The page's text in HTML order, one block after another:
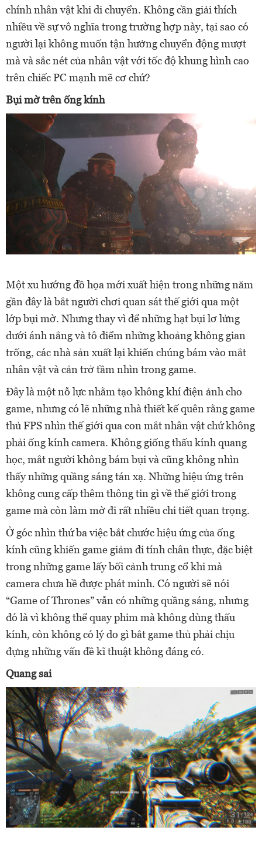
chính nhân vật khi di chuyển. Không cần giải thích
nhiều về sự vô nghĩa trong trường hợp này, tại sao có
người lại không muốn tận hưởng chuyển động mượt
mà và sắc nét của nhân vật với tốc độ khung hình cao
trên chiếc PC mạnh mẽ cơ chứ?
Bụi mờ trên ống kính
Một xu hướng đồ họa mới xuất hiện trong những năm
gần đây là bắt người chơi quan sát thế giới qua một
lớp bụi mờ. Nhưng thay vì để những hạt bụi lơ lửng
dưới ánh nắng và tô điểm những khoảng không gian
trống, các nhà sản xuất lại khiến chúng bám vào mắt
nhân vật và cản trở tầm nhìn trong game.
Đây là một nỗ lực nhằm tạo không khí điện ảnh cho
game, nhưng có lẽ những nhà thiết kế quên rằng game
thủ FPS nhìn thế giới qua con mắt nhân vật chứ không
phải ống kính camera. Không giống thấu kính quang
học, mắt người không bám bụi và cũng không nhìn
thấy những quầng sáng tán xạ. Những hiệu ứng trên
không cung cấp thêm thông tin gì về thế giới trong
game mà còn làm mờ đi rất nhiều chi tiết quan trọng.
Ở góc nhìn thứ ba việc bắt chước hiệu ứng của ống
kính cũng khiến game giảm đi tính chân thực, đặc biệt
trong những game lấy bối cảnh trung cổ khi mà
camera chưa hề được phát minh. Có người sẽ nói
“Game of Thrones” vẫn có những quầng sáng, nhưng
đó là vì không thể quay phim mà không dùng thấu
kính, còn không có lý do gì bắt game thủ phải chịu
đựng những vấn đề kĩ thuật không đáng có.
Quang sai